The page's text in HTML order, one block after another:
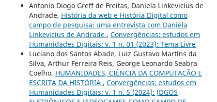
Antonio Diogo Greff de Freitas, Daniela Linkevicius de
Andrade, História da web e História Digital como
campo de pesquisa: uma entrevista com Daniela
Linkevicius de Andrade , Convergências: estudos em
Humanidades Digitais: v. 1 n. 01 (2023): Tema Livre
Luciano dos Santos Abade, Luiz Gustavo Martins da
Silva, Arthur Ferreira Reis, George Leonardo Seabra
Coelho, HUMANIDADES, CIÊNCIA DA COMPUTAÇÃO E
ESCRITA DA HISTÓRIA , Convergências: estudos em
Humanidades Digitais: v. 1 n. 5 (2024): JOGOS